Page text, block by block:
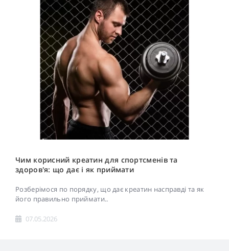
Чим корисний креатин для спортсменів та
здоров'я: що дає і як приймати
Розберімося по порядку, що дає креатин насправді та як
його правильно приймати..
07.05.2026